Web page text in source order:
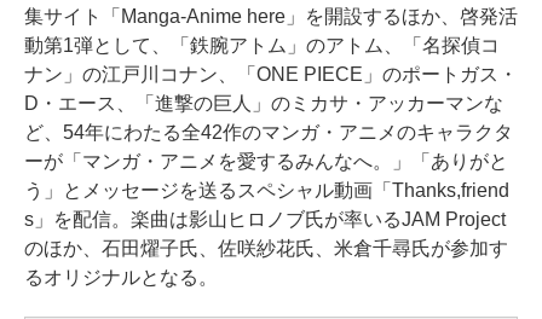
集サイト「Manga-Anime here」を開設するほか、啓発活
動第1弾として、「鉄腕アトム」のアトム、「名探偵コ
ナン」の江戸川コナン、「ONE PIECE」のポートガス・
D・エース、「進撃の巨人」のミカサ・アッカーマンな
ど、54年にわたる全42作のマンガ・アニメのキャラクタ
ーが「マンガ・アニメを愛するみんなへ。」「ありがと
う」とメッセージを送るスペシャル動画「Thanks,friend
s」を配信。楽曲は影山ヒロノブ氏が率いるJAM Project
のほか、石田燿子氏、佐咲紗花氏、米倉千尋氏が参加す
るオリジナルとなる。